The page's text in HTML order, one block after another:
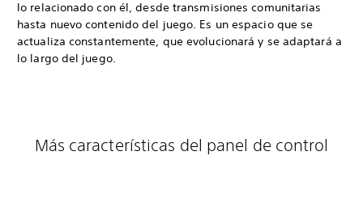
lo relacionado con él, desde transmisiones comunitarias
hasta nuevo contenido del juego. Es un espacio que se
actualiza constantemente, que evolucionará y se adaptará a
lo largo del juego.
Más características del panel de control